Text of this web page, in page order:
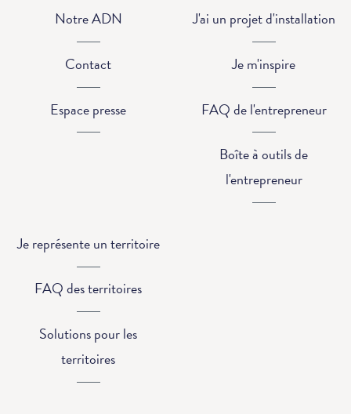
Notre ADN
Contact
Espace presse
J'ai un projet d'installation
Je m'inspire
FAQ de l'entrepreneur
Boîte à outils de
l'entrepreneur
Je représente un territoire
FAQ des territoires
Solutions pour les
territoires